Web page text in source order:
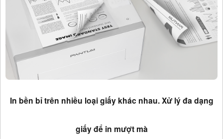
In bền bỉ trên nhiều loại giấy khác nhau. Xử lý đa dạng
giấy để in mượt mà